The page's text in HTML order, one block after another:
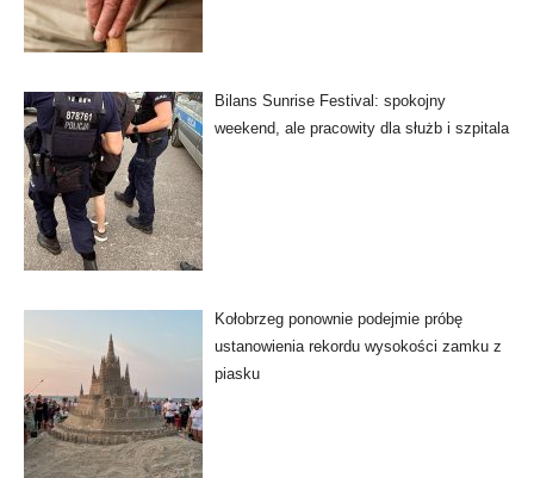
Bilans Sunrise Festival: spokojny
weekend, ale pracowity dla służb i szpitala
Kołobrzeg ponownie podejmie próbę
ustanowienia rekordu wysokości zamku z
piasku